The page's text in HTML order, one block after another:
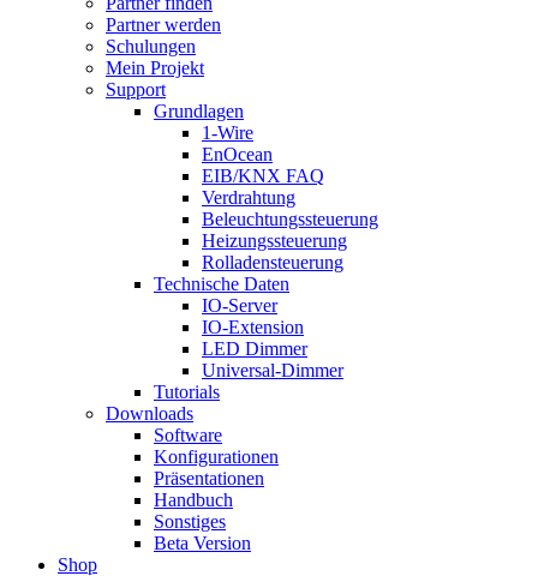
Partner werden
Schulungen
Mein Projekt
Support
Grundlagen
1-Wire
EnOcean
EIB/KNX FAQ
Verdrahtung
Beleuchtungssteuerung
Heizungssteuerung
Rolladensteuerung
Technische Daten
IO-Server
IO-Extension
LED Dimmer
Universal-Dimmer
Tutorials
Downloads
Software
Konfigurationen
Präsentationen
Handbuch
Sonstiges
Beta Version
Shop